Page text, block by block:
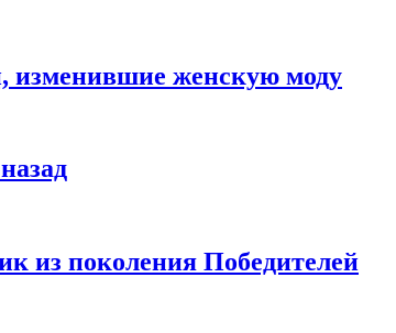
изменившие женскую моду
из поколения Победителей